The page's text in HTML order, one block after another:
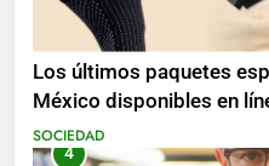
Los últimos paquetes
México disponibles en
SOCIEDAD
4